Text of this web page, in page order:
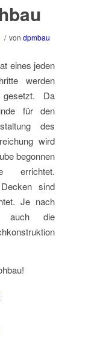
/ von dpmbau
eines jeden
werden
Da
für den
des
wird
begonnen
errichtet.
sind
Je nach
auch die